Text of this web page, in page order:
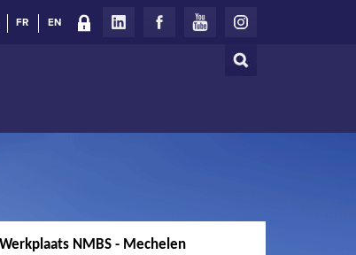
Zoeken
FR EN
Werkplaats NMBS - Mechelen